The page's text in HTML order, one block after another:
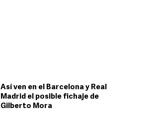
Así ven en el Barcelona y Real
Madrid el posible fichaje de
Gilberto Mora